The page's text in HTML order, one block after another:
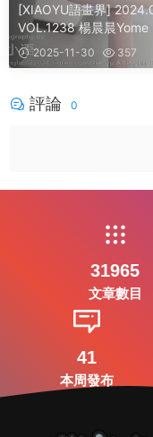
[XIAOYU語畫界]
VOL.1238 楊晨晨Yome
2025-11-30 357
評論 0
31965
文章數目
41
本周發布